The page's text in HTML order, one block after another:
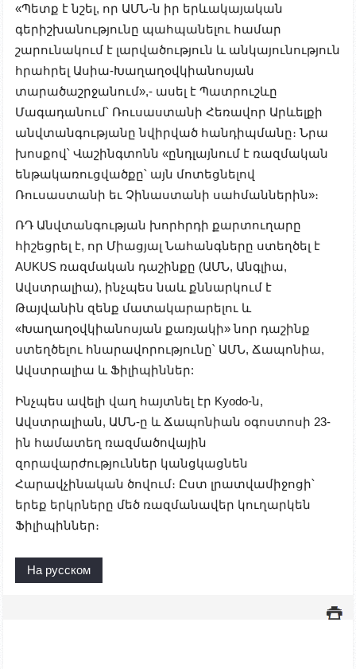
«Պետք է նշել, որ ԱՄՆ-ն իր երևակայական
գերիշխանությունը պահպանելու համար
շարունակում է լարվածություն և անկայունություն
հրահրել Ասիա-Խաղաղօվկիանոսյան
տարածաշրջանում»,- ասել է Պատրուշևը
Մագադանում՝ Ռուսաստանի Հեռավոր Արևելքի
անվտանգությանը նվիրված հանդիպմանը։ Նրա
խոսքով՝ Վաշինգտոնն «ընդլայնում է ռազմական
ենթակառուցվածքը՝ այն մոտեցնելով
Ռուսաստանի եւ Չինաստանի սահմաններին»։
ՌԴ Անվտանգության խորհրդի քարտուղարը
հիշեցրել է, որ Միացյալ Նահանգները ստեղծել է
AUKUS ռազմական դաշինքը (ԱՄՆ, Անգլիա,
Ավստրալիա), ինչպես նաև քննարկում է
Թայվանին զենք մատակարարելու և
«Խաղաղօվկիանոսյան քառյակի» նոր դաշինք
ստեղծելու հնարավորությունը՝ ԱՄՆ, Ճապոնիա,
Ավստրալիա և Ֆիլիպիններ:
Ինչպես ավելի վաղ հայտնել էր Kyodo-ն,
Ավստրալիան, ԱՄՆ-ը և Ճապոնիան օգոստոսի 23-
ին համատեղ ռազմածովային
զորավարժություններ կանցկացնեն
Հարավչինական ծովում։ Ըստ լրատվամիջոցի՝
երեք երկրները մեծ ռազմանավեր կուղարկեն
Ֆիլիպիններ։
На русском